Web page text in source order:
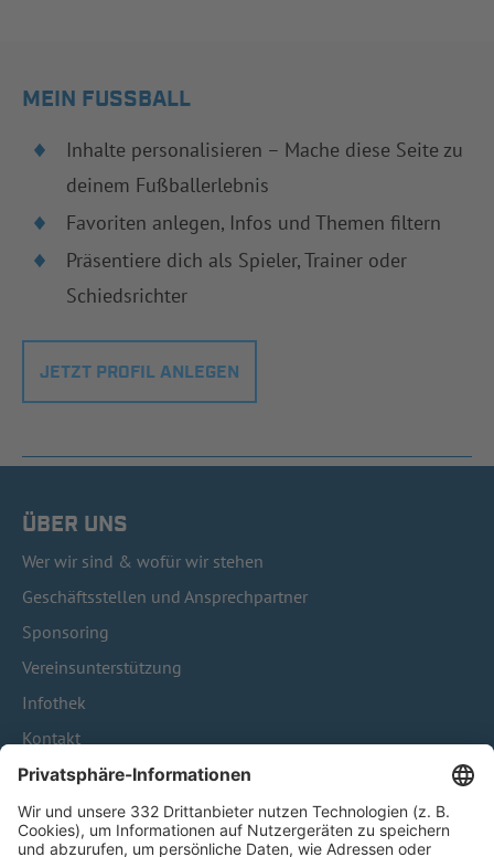
MEIN FUSSBALL
Inhalte personalisieren – Mache diese Seite zu
deinem Fußballerlebnis
Favoriten anlegen, Infos und Themen filtern
Präsentiere dich als Spieler, Trainer oder
Schiedsrichter
JETZT PROFIL ANLEGEN
ÜBER UNS
Wer wir sind & wofür wir stehen
Geschäftsstellen und Ansprechpartner
Sponsoring
Vereinsunterstützung
Infothek
Kontakt
HÄUFIG BESUCHTE SEITEN
Pässe und Vereinswechsel